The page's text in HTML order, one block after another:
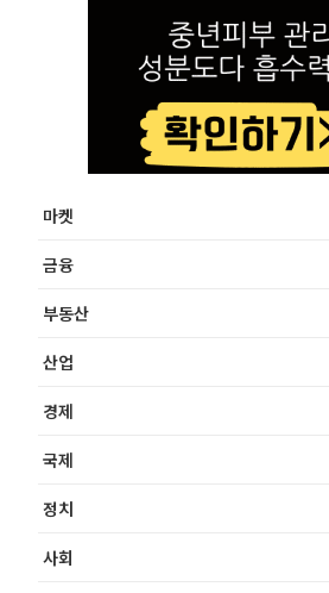
마켓
금융
부동산
산업
경제
국제
정치
사회